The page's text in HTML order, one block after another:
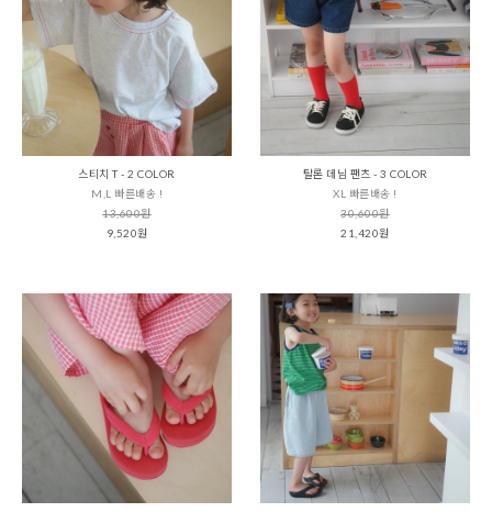
스티치 T - 2 COLOR
M,L 빠른배송 !
13,600원
9,520원
탈론 데님 팬츠 - 3 COLOR
XL 빠른배송 !
30,600원
21,420원